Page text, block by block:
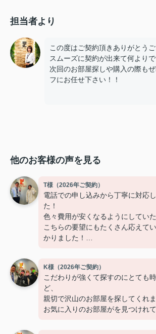
担当者より
この度はご契約頂きありがとうご
スムーズに契約が出来て何より
次回のお部屋探しや購入の際も
フにお任せ下さい！！
他のお客様の声を見る
T様（2026年ご契約）
電話での申し込みから丁寧に対応
た！
色々費用が安くなるようにしていた
こちらの要望にもたくさん応えて
かりました！
K様（2026年ご契約）
こだわりが強くて探すのにとても
ど、
親切で沢山のお部屋を探してくれま
お気に入りのお部屋がを見つけれ